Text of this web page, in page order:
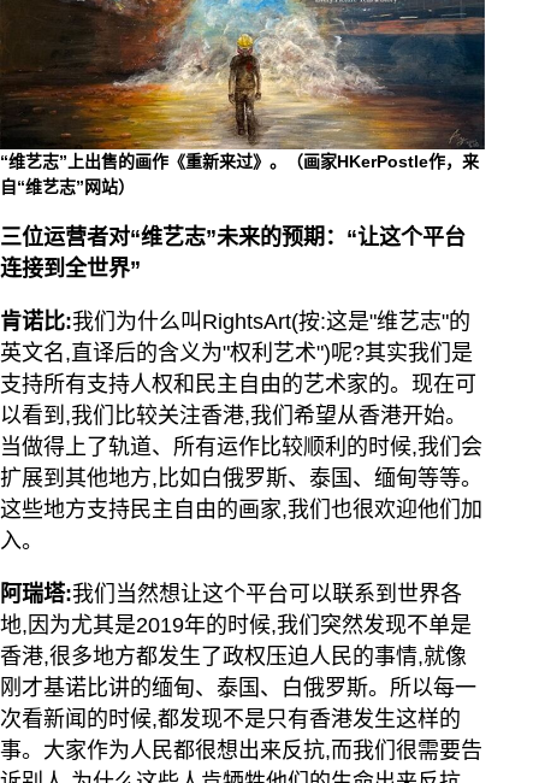
“维艺志”上出售的画作《重新来过》。（画家HKerPostle作，来
自“维艺志”网站）
三位运营者对“维艺志”未来的预期：“让这个平台
连接到全世界”
肯诺比:我们为什么叫RightsArt(按:这是"维艺志"的
英文名,直译后的含义为"权利艺术")呢?其实我们是
支持所有支持人权和民主自由的艺术家的。现在可
以看到,我们比较关注香港,我们希望从香港开始。
当做得上了轨道、所有运作比较顺利的时候,我们会
扩展到其他地方,比如白俄罗斯、泰国、缅甸等等。
这些地方支持民主自由的画家,我们也很欢迎他们加
入。
阿瑞塔:我们当然想让这个平台可以联系到世界各
地,因为尤其是2019年的时候,我们突然发现不单是
香港,很多地方都发生了政权压迫人民的事情,就像
刚才基诺比讲的缅甸、泰国、白俄罗斯。所以每一
次看新闻的时候,都发现不是只有香港发生这样的
事。大家作为人民都很想出来反抗,而我们很需要告